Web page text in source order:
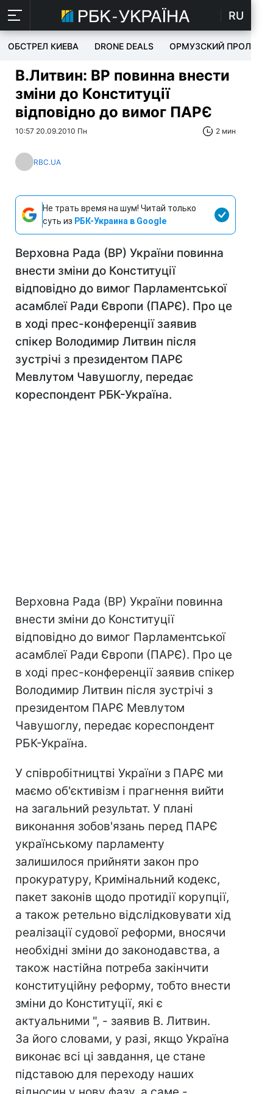
RU
ОБСТРЕЛ КИЕВА DRONE DEALS ОРМУЗСКИЙ ПРОЛИВ
В.Литвин: ВР повинна внести
зміни до Конституції
відповідно до вимог ПАРЄ
10:57 20.09.2010 Пн 2 мин
RBC.UA
Не трать время на шум! Читай только
суть из РБК-Украина в Google
Верховна Рада (ВР) України повинна
внести зміни до Конституції
відповідно до вимог Парламентської
асамблеї Ради Європи (ПАРЄ). Про це
в ході прес-конференції заявив
спікер Володимир Литвин після
зустрічі з президентом ПАРЄ
Мевлутом Чавушоглу, передає
кореспондент РБК-Україна.
Верховна Рада (ВР) України повинна
внести зміни до Конституції
відповідно до вимог Парламентської
асамблеї Ради Європи (ПАРЄ). Про це
в ході прес-конференції заявив спікер
Володимир Литвин після зустрічі з
президентом ПАРЄ Мевлутом
Чавушоглу, передає кореспондент
РБК-Україна.
У співробітництві України з ПАРЄ ми
маємо об'єктивізм і прагнення вийти
на загальний результат. У плані
виконання зобов'язань перед ПАРЄ
українському парламенту
залишилося прийняти закон про
прокуратуру, Кримінальний кодекс,
пакет законів щодо протидії корупції,
а також ретельно відслідковувати хід
реалізації судової реформи, вносячи
необхідні зміни до законодавства, а
також настійна потреба закінчити
конституційну реформу, тобто внести
зміни до Конституції, які є
актуальними ", - заявив В. Литвин.
За його словами, у разі, якщо Україна
виконає всі ці завдання, це стане
підставою для переходу наших